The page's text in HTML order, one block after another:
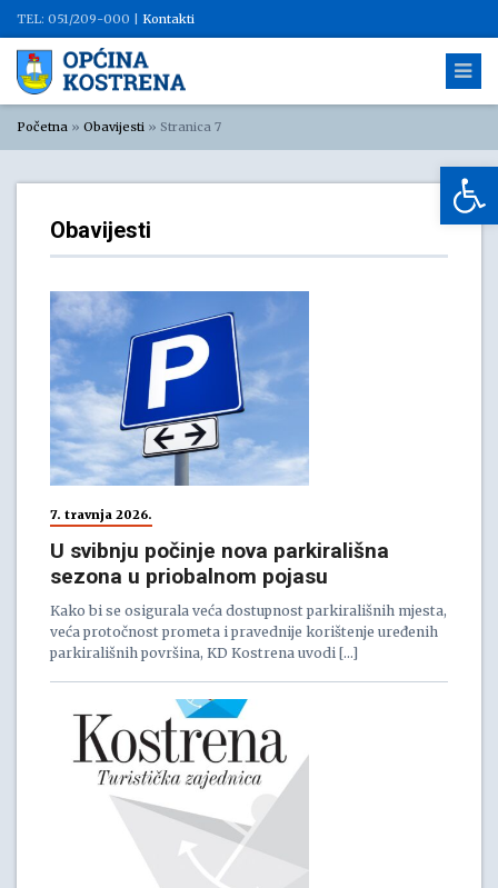
TEL: 051/209-000 | Kontakti
Početna » Obavijesti » Stranica 7
Obavijesti
7. travnja 2026.
U svibnju počinje nova parkirališna
sezona u priobalnom pojasu
Kako bi se osigurala veća dostupnost parkirališnih mjesta,
veća protočnost prometa i pravednije korištenje uređenih
parkirališnih površina, KD Kostrena uvodi […]